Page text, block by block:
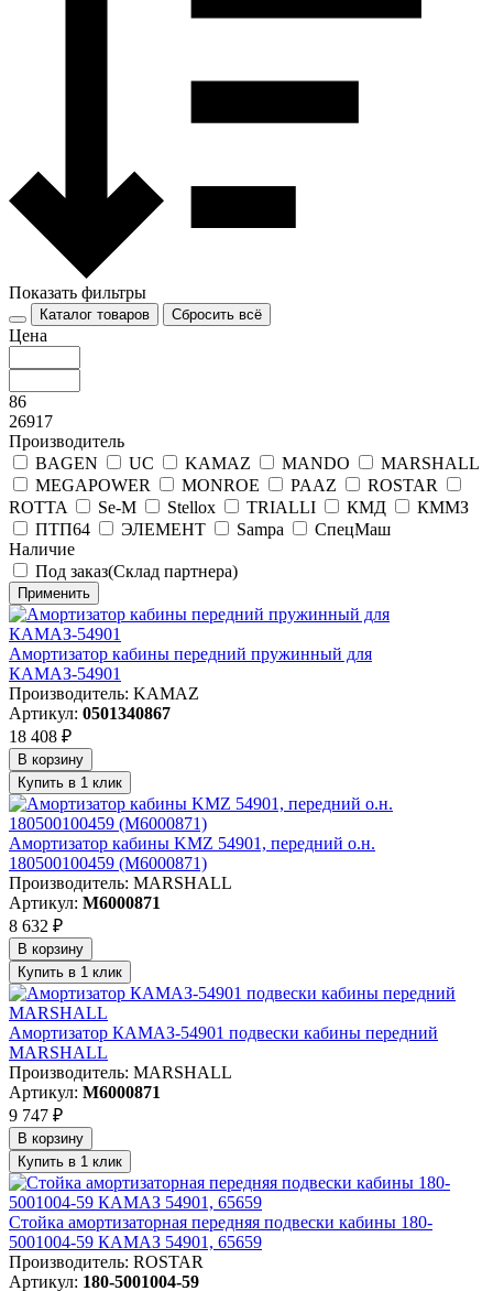
Показать фильтры
Каталог товаров Сбросить всё
Цена
86
26917
Производитель
BAGEN
UC KAMAZ MANDO
MARSHALL
MEGAPOWER
MONROE PAAZ
ROSTAR
ROTTA
Se-M Stellox TRIALLI КМД
КММЗ
ПТП64
ЭЛЕМЕНТ Sampa
СпецМаш
Наличие
Под заказ(Склад партнера)
Применить
Амортизатор кабины передний пружинный для
КАМАЗ-54901
Производитель: KAMAZ
Артикул: 0501340867
18 408 ₽
В корзину
Купить в 1 клик
Амортизатор кабины KMZ 54901, передний о.н.
180500100459 (M6000871)
Производитель: MARSHALL
Артикул: M6000871
8 632 ₽
В корзину
Купить в 1 клик
Амортизатор КАМАЗ-54901 подвески кабины передний
MARSHALL
Производитель: MARSHALL
Артикул: M6000871
9 747 ₽
В корзину
Купить в 1 клик
Стойка амортизаторная передняя подвески кабины 180-
5001004-59 КАМАЗ 54901, 65659
Производитель: ROSTAR
Артикул: 180-5001004-59